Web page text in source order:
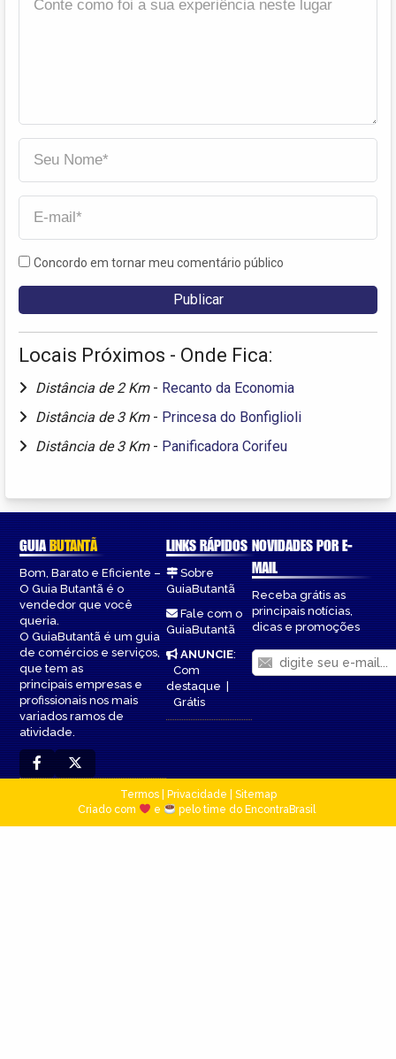
Concordo em tornar meu comentário público
Locais Próximos - Onde Fica:
Distância de 2 Km - Recanto da Economia
Distância de 3 Km - Princesa do Bonfiglioli
Distância de 3 Km - Panificadora Corifeu
GUIABUTANTÃ
Bom, Barato e Eficiente –
O Guia Butantã é o
vendedor que você
queria.
O GuiaButantã é um guia
de comércios e serviços,
que tem as
principais empresas e
profissionais nos mais
variados ramos de
atividade.
LINKS RÁPIDOS
Sobre
GuiaButantã
Fale com o
GuiaButantã
ANUNCIE:
Com
destaque|
Grátis
NOVIDADES POR E-
MAIL
Receba grátis as
principais notícias,
dicas e promoções
Termos| Privacidade
Sitemap
Criado com
e pelo time do EncontraBrasil